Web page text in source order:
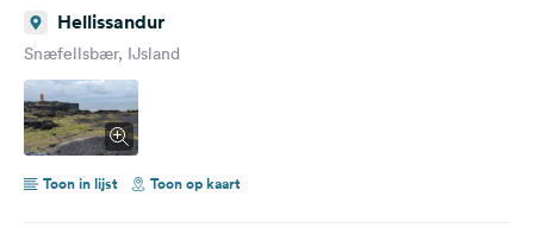
Hellissandur
Snæfellsbær, IJsland
Toon in lijst Toon op kaart